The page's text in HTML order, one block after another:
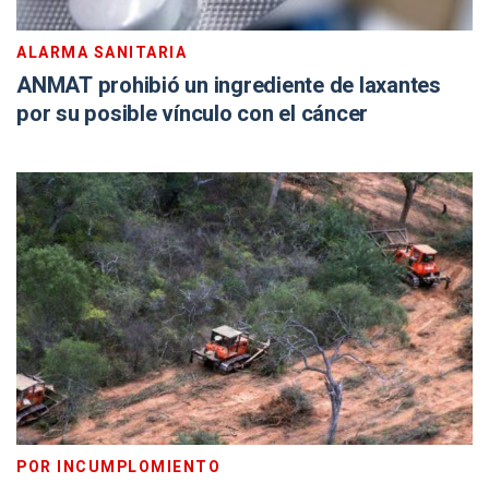
ALARMA SANITARIA
ANMAT prohibió un ingrediente de laxantes
por su posible vínculo con el cáncer
POR INCUMPLOMIENTO